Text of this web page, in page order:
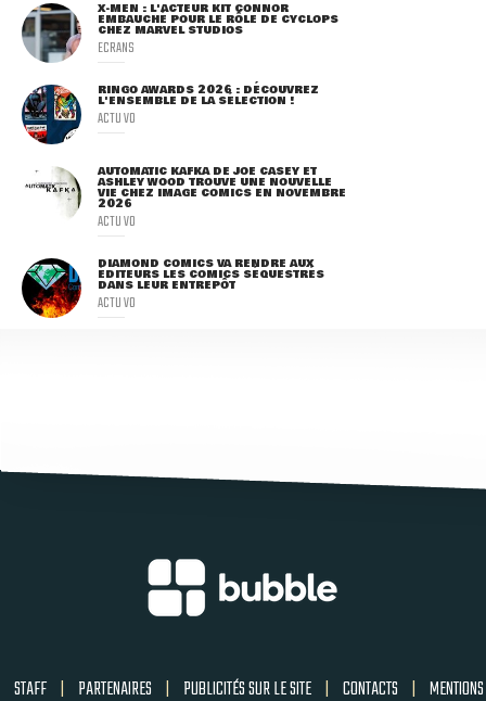
X-MEN : L'ACTEUR KIT CONNOR
EMBAUCHÉ POUR LE RÔLE DE CYCLOPS
CHEZ MARVEL STUDIOS
ECRANS
RINGO AWARDS 2026 : DÉCOUVREZ
L'ENSEMBLE DE LA SÉLECTION !
ACTU VO
AUTOMATIC KAFKA DE JOE CASEY ET
ASHLEY WOOD TROUVE UNE NOUVELLE
VIE CHEZ IMAGE COMICS EN NOVEMBRE
2026
ACTU VO
DIAMOND COMICS VA RENDRE AUX
ÉDITEURS LES COMICS SÉQUESTRÉS
DANS LEUR ENTREPÔT
ACTU VO
STAFF | PARTENAIRES | PUBLICITÉS SUR LE SITE | CONTACTS | MENTIONS